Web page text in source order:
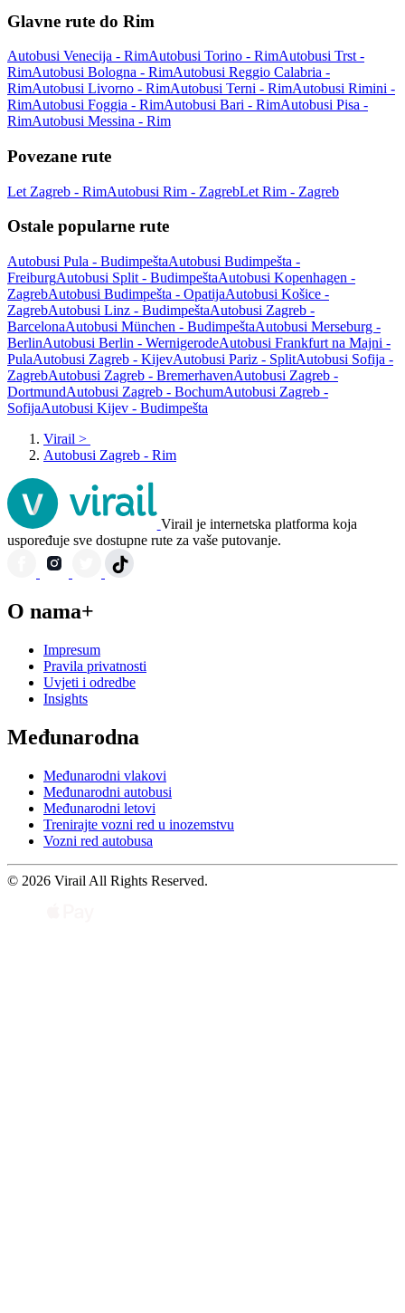
Glavne rute do Rim
Autobusi Venecija - RimAutobusi Torino - RimAutobusi Trst -
RimAutobusi Bologna - RimAutobusi Reggio Calabria -
RimAutobusi Livorno - RimAutobusi Terni - RimAutobusi Rimini -
RimAutobusi Foggia - RimAutobusi Bari - RimAutobusi Pisa -
RimAutobusi Messina - Rim
Povezane rute
Let Zagreb - RimAutobusi Rim - ZagrebLet Rim - Zagreb
Ostale popularne rute
Autobusi Pula - BudimpeštaAutobusi Budimpešta -
FreiburgAutobusi Split - BudimpeštaAutobusi Kopenhagen -
ZagrebAutobusi Budimpešta - OpatijaAutobusi Košice -
ZagrebAutobusi Linz - BudimpeštaAutobusi Zagreb -
BarcelonaAutobusi München - BudimpeštaAutobusi Merseburg -
BerlinAutobusi Berlin - WernigerodeAutobusi Frankfurt na Majni -
PulaAutobusi Zagreb - KijevAutobusi Pariz - SplitAutobusi Sofija -
ZagrebAutobusi Zagreb - BremerhavenAutobusi Zagreb -
DortmundAutobusi Zagreb - BochumAutobusi Zagreb -
SofijaAutobusi Kijev - Budimpešta
Virail >
Autobusi Zagreb - Rim
Virail je internetska platforma koja
uspoređuje sve dostupne rute za vaše putovanje.
O nama+
Impresum
Pravila privatnosti
Uvjeti i odredbe
Insights
Međunarodna
Međunarodni vlakovi
Međunarodni autobusi
Međunarodni letovi
Trenirajte vozni red u inozemstvu
Vozni red autobusa
© 2026 Virail All Rights Reserved.